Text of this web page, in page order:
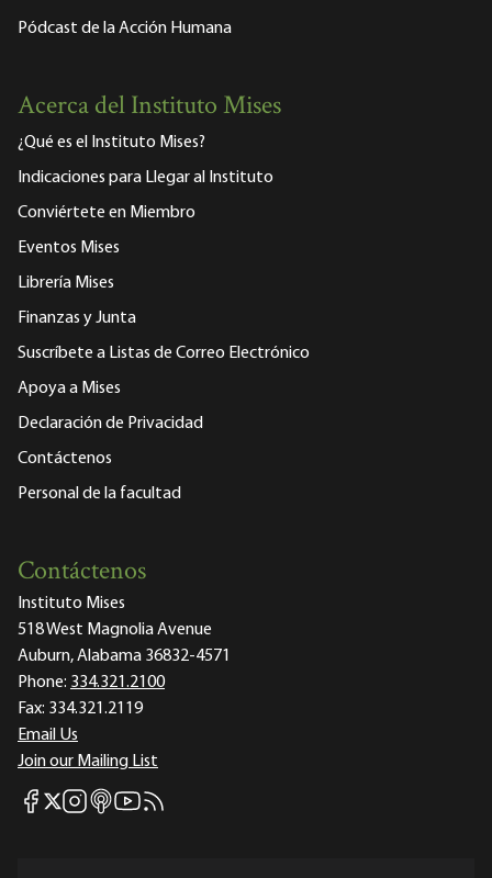
Pódcast de la Acción Humana
Acerca del Instituto Mises
¿Qué es el Instituto Mises?
Indicaciones para Llegar al Instituto
Conviértete en Miembro
Eventos Mises
Librería Mises
Finanzas y Junta
Suscríbete a Listas de Correo Electrónico
Apoya a Mises
Declaración de Privacidad
Contáctenos
Personal de la facultad
Contáctenos
Instituto Mises
518 West Magnolia Avenue
Auburn, Alabama 36832-4571
Phone: 334.321.2100
Fax: 334.321.2119
Email Us
Join our Mailing List
Mises Facebook
Mises X
Mises Instagram
Mises itunes
Mises Youtube
Mises RSS feed